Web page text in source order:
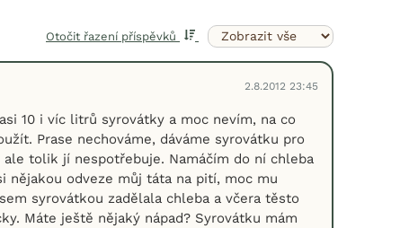
Otočit řazení příspěvků
2.8.2012 23:45
10 i víc litrů syrovátky a moc nevím, na co
Prase nechováme, dáváme syrovátku pro
ale tolik jí nespotřebuje. Namáčím do ní chleba
nějakou odveze můj táta na pití, moc mu
syrovátkou zadělala chleba a včera těsto
Máte ještě nějaký nápad? Syrovátku mám